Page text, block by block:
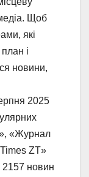
Щоб
які
і
новини,
2025
«Журнал
ZT»
новин